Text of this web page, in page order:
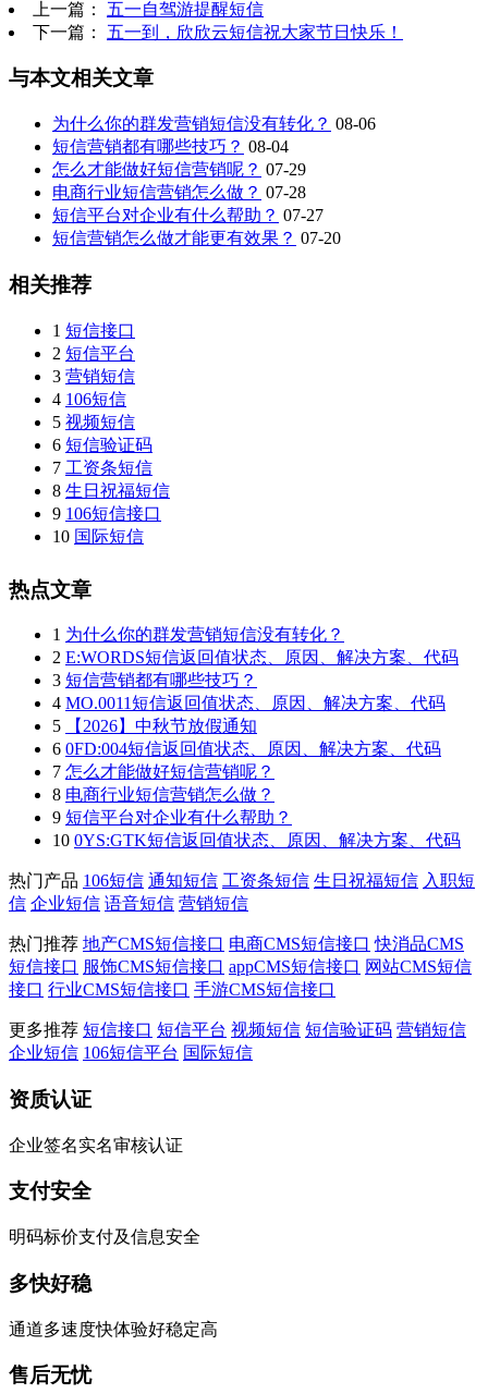
上一篇： 五一自驾游提醒短信
下一篇： 五一到，欣欣云短信祝大家节日快乐！
与本文相关文章
为什么你的群发营销短信没有转化？ 08-06
短信营销都有哪些技巧？ 08-04
怎么才能做好短信营销呢？ 07-29
电商行业短信营销怎么做？ 07-28
短信平台对企业有什么帮助？ 07-27
短信营销怎么做才能更有效果？ 07-20
相关推荐
1 短信接口
2 短信平台
3 营销短信
4 106短信
5 视频短信
6 短信验证码
7 工资条短信
8 生日祝福短信
9 106短信接口
10 国际短信
热点文章
1 为什么你的群发营销短信没有转化？
2 E:WORDS短信返回值状态、原因、解决方案、代码
3 短信营销都有哪些技巧？
4 MO.0011短信返回值状态、原因、解决方案、代码
5
【2026】中秋节放假通知
6 0FD:004短信返回值状态、原因、解决方案、代码
7 怎么才能做好短信营销呢？
8 电商行业短信营销怎么做？
9 短信平台对企业有什么帮助？
10 0YS:GTK短信返回值状态、原因、解决方案、代码
热门产品 106短信 通知短信 工资条短信 生日祝福短信 入职短
信 企业短信 语音短信 营销短信
热门推荐 地产CMS短信接口 电商CMS短信接口 快消品CMS
短信接口 服饰CMS短信接口 appCMS短信接口 网站CMS短信
接口 行业CMS短信接口 手游CMS短信接口
更多推荐 短信接口 短信平台 视频短信 短信验证码 营销短信
企业短信 106短信平台 国际短信
资质认证
企业签名实名审核认证
支付安全
明码标价支付及信息安全
多快好稳
通道多速度快体验好稳定高
售后无忧